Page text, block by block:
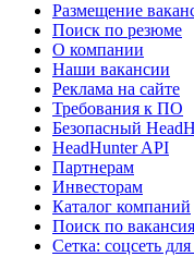
Размещение
Поиск по резюме
О компании
Наши вакансии
Реклама на сайте
Требования к ПО
Безопасный
HeadHunter API
Партнерам
Инвесторам
Каталог компаний
Поиск по
Сетка: соцсеть